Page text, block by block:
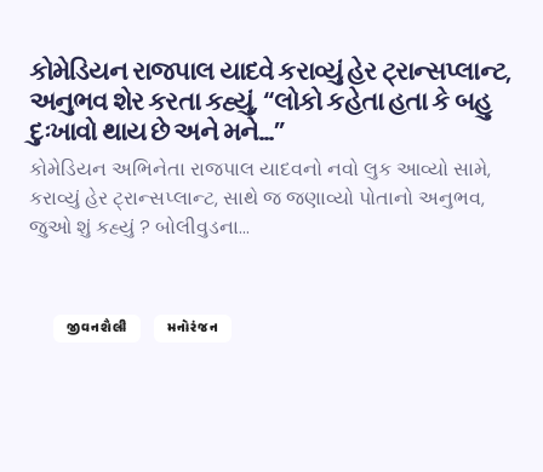
કોમેડિયન રાજપાલ યાદવે કરાવ્યું હેર ટ્રાન્સપ્લાન્ટ,
અનુભવ શેર કરતા કહ્યું, “લોકો કહેતા હતા કે બહુ
દુઃખાવો થાય છે અને મને…”
કોમેડિયન અભિનેતા રાજપાલ યાદવનો નવો લુક આવ્યો સામે,
કરાવ્યું હેર ટ્રાન્સપ્લાન્ટ, સાથે જ જણાવ્યો પોતાનો અનુભવ,
જુઓ શું કહ્યું ? બોલીવુડના…
જીવનશૈલી મનોરંજન